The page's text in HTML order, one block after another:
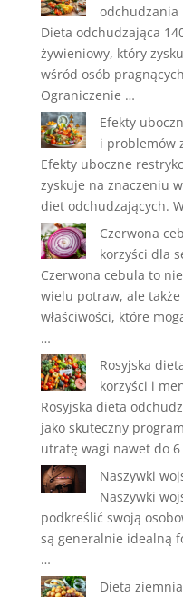
odchudzania
Dieta odchudzająca
żywieniowy, który
wśród osób
Ograniczenie …
Efekty
i problemów
Efekty uboczne
zyskuje na znaczeniu
diet odchudzających.
Czerwona
korzyści dla
Czerwona cebula to
wielu potraw, ale
właściwości, które
…
Rosyjska
korzyści i
Rosyjska dieta
jako skuteczny
utratę wagi nawet do
Naszywki
Naszywki
podkreślić swoją
są generalnie idealną
…
Dieta